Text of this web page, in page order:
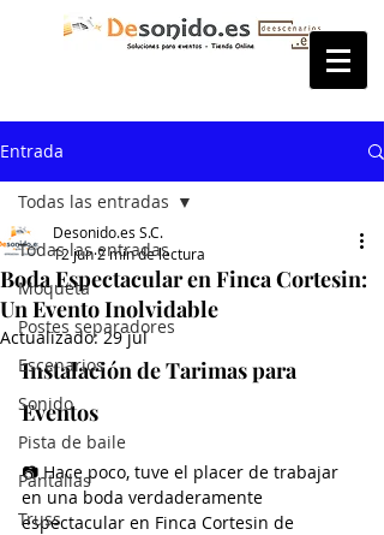
Entrada
Todas las entradas
Moqueta
Postes separadores
Escenarios
Sonido
Pista de baile
Pantallas
Truss
Todas las entradas
Boda Espectacular en Finca Cortesin:
Un Evento Inolvidable
Desonido.es S.C.
12 jun2 min de lectura
Actualizado:29 jul
Instalación de Tarimas para
Eventos
📷 Hace poco, tuve el placer de trabajar
en una boda verdaderamente
espectacular en Finca Cortesin de